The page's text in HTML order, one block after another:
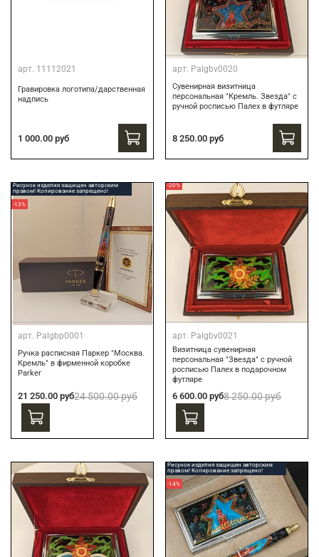
арт. 11112021
Гравировка логотипа/дарственная
надпись
1 000.00 руб
арт. Palgbv0020
Сувенирная визитница
персональная "Кремль. Звезда" с
ручной росписью Палех в футляре
8 250.00 руб
Рисунок изделия защищен авторским
правом! Копирование запрещено!
-13%
арт. Palgbp0001
Ручка расписная Паркер "Москва.
Кремль" в фирменной коробке
Parker
21 250.00 руб24 500.00 руб
-20%
арт. Palgbv0021
Визитница сувенирная
персональная "Звезда" с ручной
росписью Палех в подарочном
футляре
6 600.00 руб8 250.00 руб
Рисунок изделия защищен авторским
правом! Копирование запрещено!
-14%